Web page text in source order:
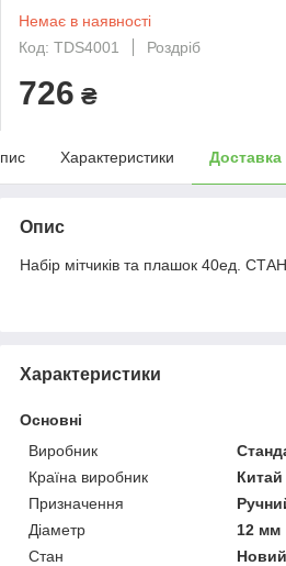
Немає в наявності
Код: TDS4001
Роздріб
726 ₴
Характеристики Доставка
Опис
Набір мітчиків та плашок 40ед.
Характеристики
Основні
Виробник
Країна виробник
Китай
Призначення
Діаметр
12 мм
Стан
Новий